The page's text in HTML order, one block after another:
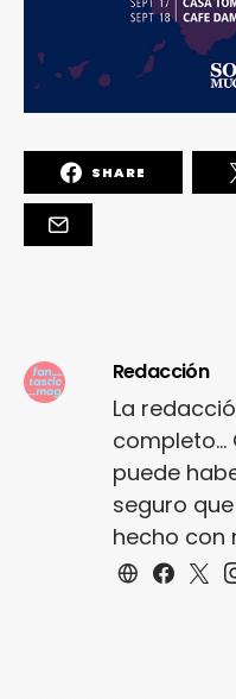
SHARE
Redacción
La
puede
seguro
hecho con